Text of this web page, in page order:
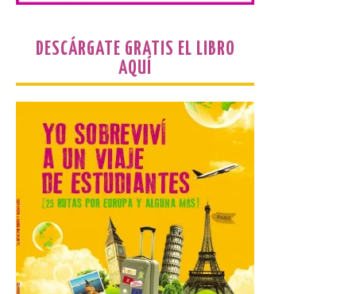
seguridad y acceso […]
Gijon prohíbe el baño en
San Lorenzo, Poniente y
Arbeyal el día del eclipse a
partir de las 19.00 horas.
8 Ago 2026
Incide en que el eclipse se
verá desde múltiples
puntos de la ciudad, por lo
que no será necesario
desplazarse y se
recomienda no acudir a Gijón/Xixón en
coche ni usarlo ese día. Los accesos a
la Campa Torres y La […]
DESCÁRGATE GRATIS EL LIBRO
AQUÍ